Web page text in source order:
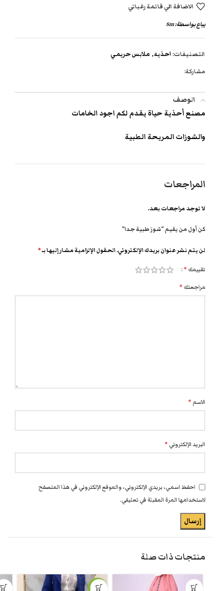
الاضافة الي قائمة رغباتي
يباع بواسطة:Sm
التصنيفات: احذيه, ملابس حريمي
مشاركة:
الوصف
مصنع أحذية حياة يقدم لكم اجود الخامات
والشوزات المريحة الطبية
المراجعات
لا توجد مراجعات بعد.
كن أول من يقيم “شوز طبية جدا”
لن يتم نشر عنوان بريدك الإلكتروني.الحقول الإلزامية مشار إليها بـ*
تقييمك *
مراجعتك *
الاسم *
البريد الإلكتروني *
احفظ اسمي، بريدي الإلكتروني، والموقع الإلكتروني في هذا المتصفح
لاستخدامها المرة المقبلة في تعليقي.
منتجات ذات صلة
-17%